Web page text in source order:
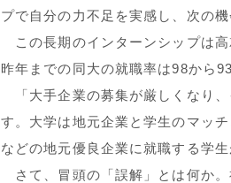
プで自分の力不足を実感し、次の
この長期のインターンシップは
昨年までの同大の就職率は98から
「大手企業の募集が厳しくなり
す。大学は地元企業と学生のマッ
などの地元優良企業に就職する学生
さて、冒頭の「誤解」とは何か